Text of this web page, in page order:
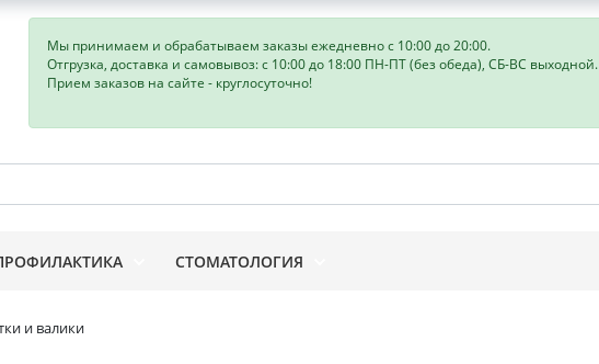
Мы принимаем и обрабатываем заказы ежедневно с 10:00 до 20:00.
Отгрузка, доставка и самовывоз: с 10:00 до 18:00 ПН-ПТ (без обеда), СБ-ВС выходной.
Прием заказов на сайте - круглосуточно!
СТОМАТОЛОГИЯ
и валики